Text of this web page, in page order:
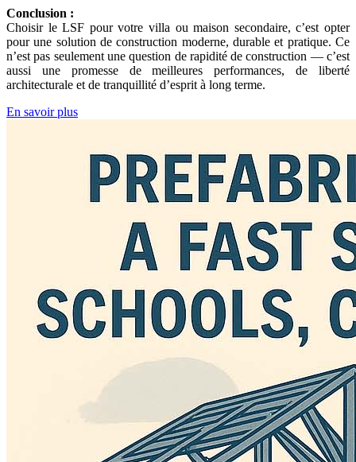
Conclusion :
Choisir le LSF pour votre villa ou maison secondaire, c’est opter
pour une solution de construction moderne, durable et pratique. Ce
n’est pas seulement une question de rapidité de construction — c’est
aussi une promesse de meilleures performances, de liberté
architecturale et de tranquillité d’esprit à long terme.
En savoir plus